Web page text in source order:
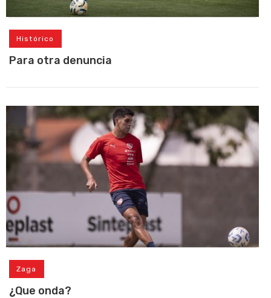
Histórico
Para otra denuncia
Zaga
¿Que onda?